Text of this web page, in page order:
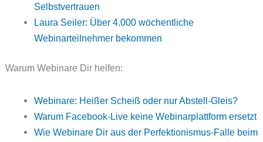
Selbstvertrauen
Laura Seiler: Über 4.000 wöchentliche
Webinarteilnehmer bekommen
Warum Webinare Dir helfen:
Webinare: Heißer Scheiß oder nur Abstell-Gleis?
Warum Facebook-Live keine Webinarplattform ersetzt
Wie Webinare Dir aus der Perfektionismus-Falle beim